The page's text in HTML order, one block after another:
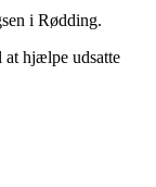
i Rødding.
hjælpe udsatte